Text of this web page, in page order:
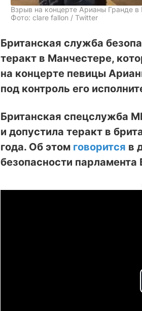
Взрыв на концерте Арианы Гранде
Фото: clare fallon / Twitter
Британская служба
теракт в Манчестере,
на концерте певицы
под контроль его
Британская спецслужба
и допустила теракт в
года. Об этом говорится в
безопасности парламента